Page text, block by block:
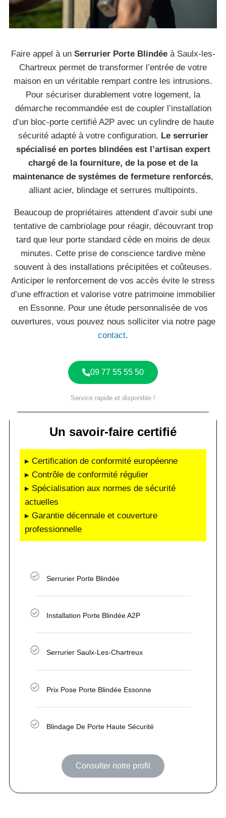
Faire appel à un Serrurier Porte Blindéeà Saulx-les-
Chartreux permet de transformer l’entrée de votre
maison en un véritable rempart contre les intrusions.
Pour sécuriser durablement votre logement, la
démarche recommandée est de coupler l’installation
d’un bloc-porte certifié A2P avec un cylindre de haute
sécurité adapté à votre configuration. Le serrurier
spécialisé en portes blindées est l’artisan expert
chargé de la fourniture, de la pose et de la
maintenance de systèmes de fermeture renforcés,
alliant acier, blindage et serrures multipoints.
Beaucoup de propriétaires attendent d’avoir subi une
tentative de cambriolage pour réagir, découvrant trop
tard que leur porte standard cède en moins de deux
minutes. Cette prise de conscience tardive mène
souvent à des installations précipitées et coûteuses.
Anticiper le renforcement de vos accès évite le stress
d’une effraction et valorise votre patrimoine immobilier
en Essonne. Pour une étude personnalisée de vos
ouvertures, vous pouvez nous solliciter via notre page
contact.
09 77 55 55 50
Service rapide et disponible !
Un savoir-faire certifié
▸ Certification de conformité européenne
▸ Contrôle de conformité régulier
▸ Spécialisation aux normes de sécurité
actuelles
▸ Garantie décennale et couverture
professionnelle
Serrurier Porte Blindée
Installation Porte Blindée A2P
Serrurier Saulx-Les-Chartreux
Prix Pose Porte Blindée Essonne
Blindage De Porte Haute Sécurité
Consulter notre profil